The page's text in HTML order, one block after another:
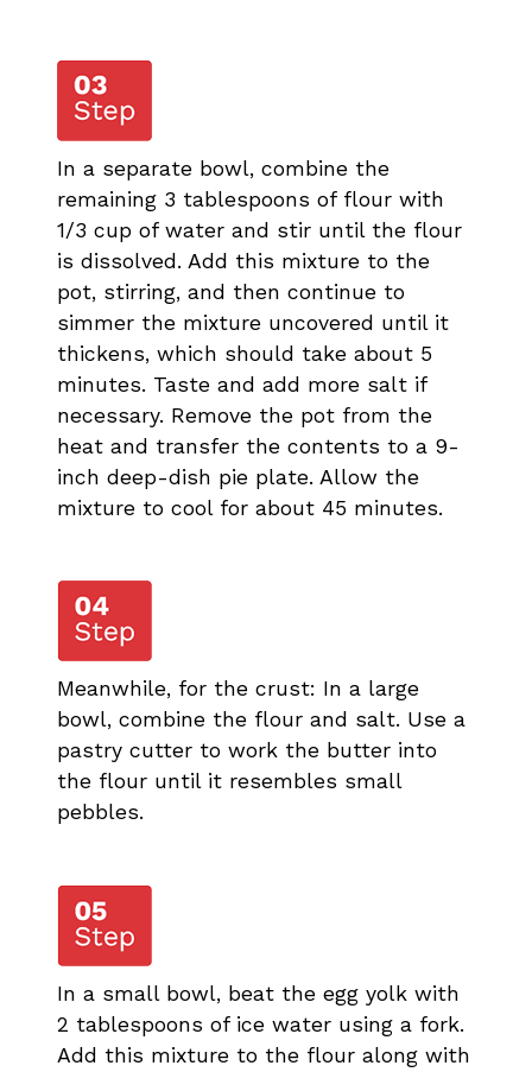
In a separate bowl, combine the
remaining 3 tablespoons of flour with
1/3 cup of water and stir until the flour
is dissolved. Add this mixture to the
pot, stirring, and then continue to
simmer the mixture uncovered until it
thickens, which should take about 5
minutes. Taste and add more salt if
necessary. Remove the pot from the
heat and transfer the contents to a 9-
inch deep-dish pie plate. Allow the
mixture to cool for about 45 minutes.
Meanwhile, for the crust: In a large
bowl, combine the flour and salt. Use a
pastry cutter to work the butter into
the flour until it resembles small
pebbles.
In a small bowl, beat the egg yolk with
2 tablespoons of ice water using a fork.
Add this mixture to the flour along with